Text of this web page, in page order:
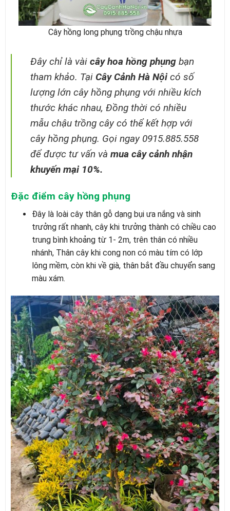
Cây hồng long phụng trồng chậu nhựa
Đây chỉ là vài cây hoa hồng phụng bạn
tham khảo. Tại Cây Cảnh Hà Nộicó số
lượng lớn cây hồng phụng với nhiều kích
thước khác nhau, Đồng thời có nhiều
mẫu chậu trồng cây có thể kết hợp với
cây hồng phụng. Gọi ngay 0915.885.558
để được tư vấn và mua cây cảnh nhận
khuyến mại 10%.
Đặc điểm cây hồng phụng
Đây là loài cây thân gỗ dạng bụi ưa nắng và sinh
trưởng rất nhanh, cây khi trưởng thành có chiều cao
trung bình khoảng từ 1- 2m, trên thân có nhiều
nhánh, Thân cây khi cong non có màu tím có lớp
lông mềm, còn khi về già, thân bắt đầu chuyển sang
màu xám.